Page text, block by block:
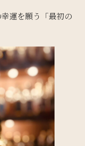
運を願う「最初の